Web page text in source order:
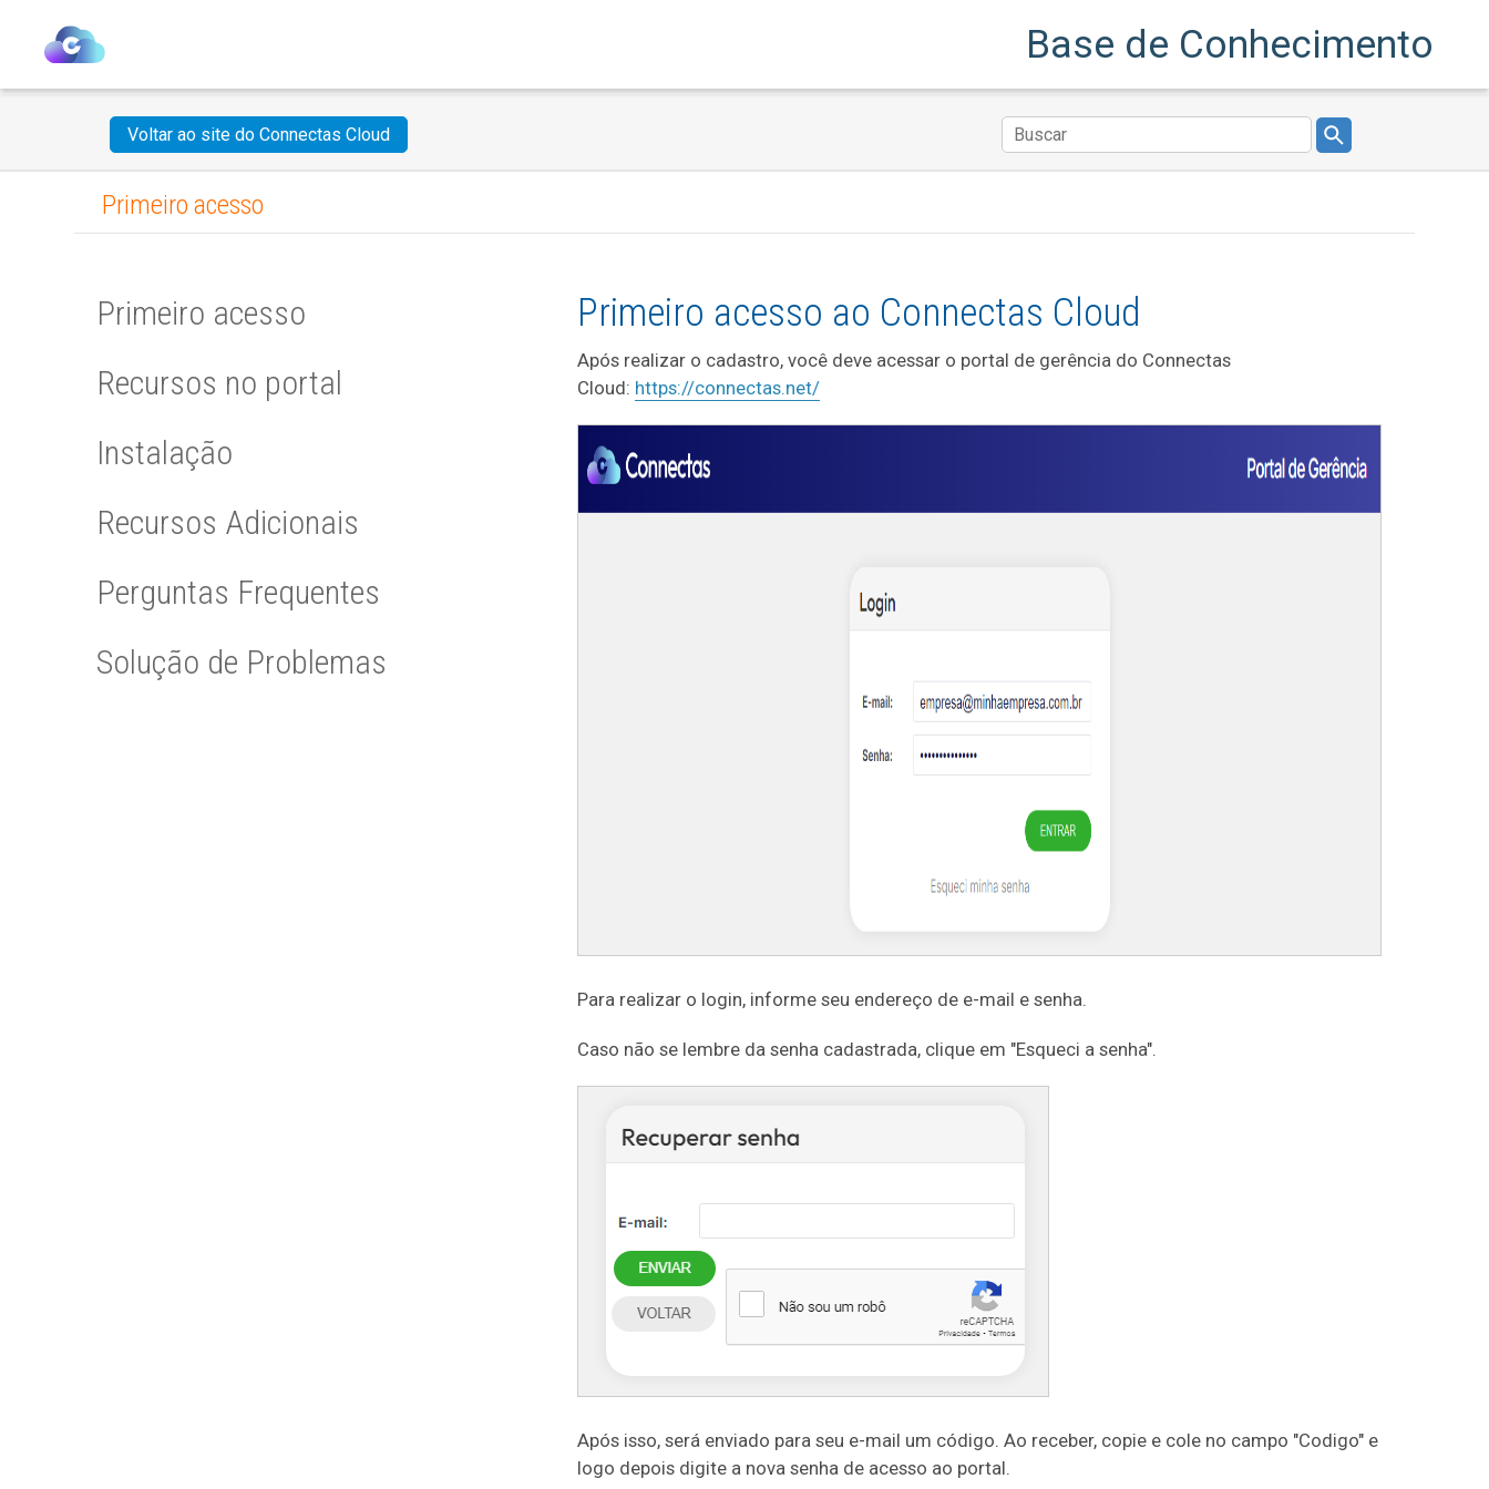
Base de Conhecimento
Voltar ao site do Connectas Cloud
Primeiro acesso
Primeiro acesso
Recursos no portal
Instalação
Recursos Adicionais
Perguntas Frequentes
Solução de Problemas
Primeiro acesso ao Connectas Cloud
Após realizar o cadastro, você deve acessar o portal de gerência do Connectas
Cloud: https://connectas.net/
Para realizar o login, informe seu endereço de e-mail e senha.
Caso não se lembre da senha cadastrada, clique em "Esqueci a senha".
Após isso, será enviado para seu e-mail um código. Ao receber, copie e cole no campo "Codigo" e
logo depois digite a nova senha de acesso ao portal.